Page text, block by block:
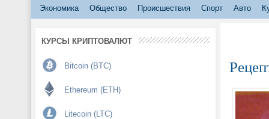
Экономика Общество Происшествия Спорт Авто
КУРСЫ КРИПТОВАЛЮТ
Bitcoin (BTC)
Ethereum (ETH)
Litecoin (LTC)